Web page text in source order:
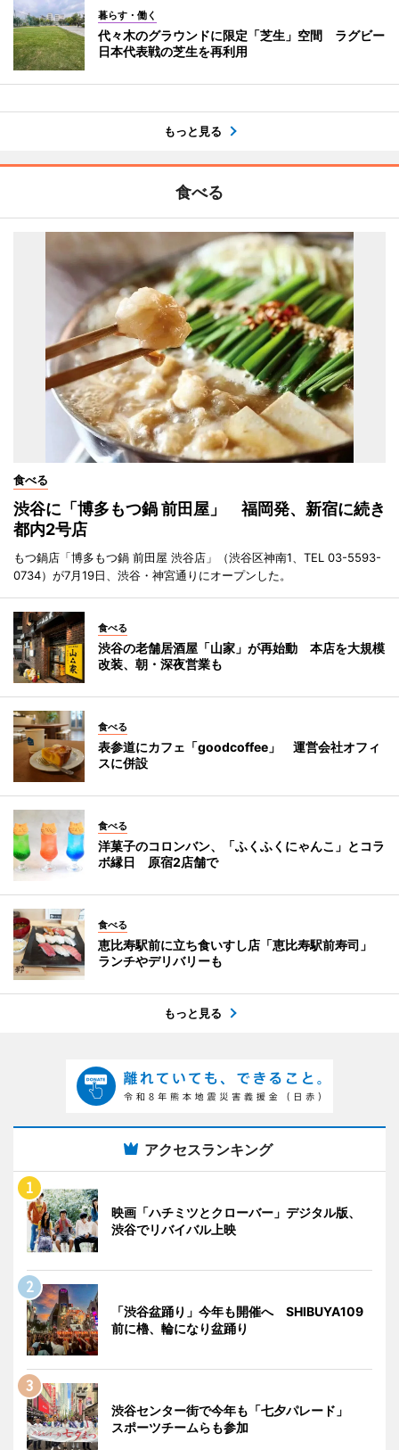
暮らす・働く
代々木のグラウンドに限定「芝生」空間 ラグビー
日本代表戦の芝生を再利用
もっと見る
食べる
食べる
渋谷に「博多もつ鍋 前田屋」 福岡発、新宿に続き
都内2号店
もつ鍋店「博多もつ鍋 前田屋 渋谷店」（渋谷区神南1、TEL 03-5593-
0734）が7月19日、渋谷・神宮通りにオープンした。
食べる
渋谷の老舗居酒屋「山家」が再始動 本店を大規模
改装、朝・深夜営業も
食べる
表参道にカフェ「goodcoffee」 運営会社オフィ
スに併設
食べる
洋菓子のコロンバン、「ふくふくにゃんこ」とコラ
ボ縁日 原宿2店舗で
食べる
恵比寿駅前に立ち食いすし店「恵比寿駅前寿司」
ランチやデリバリーも
もっと見る
アクセスランキング
映画「ハチミツとクローバー」デジタル版、
渋谷でリバイバル上映
「渋谷盆踊り」今年も開催へ SHIBUYA109
前に櫓、輪になり盆踊り
渋谷センター街で今年も「七夕パレード」
スポーツチームらも参加